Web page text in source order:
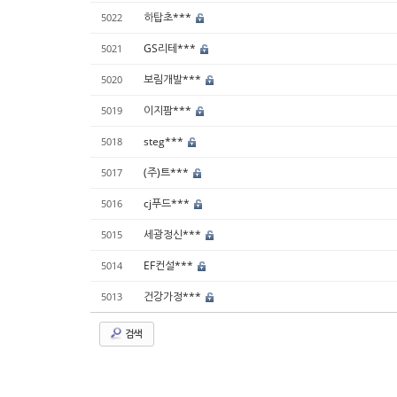
5022 하탑초***
5021 GS리테***
5020 보림개발***
5019 이지팜***
5018 steg***
5017 (주)트***
5016 cj푸드***
5015 세광정신***
5014 EF컨설***
5013 건강가정***
검색